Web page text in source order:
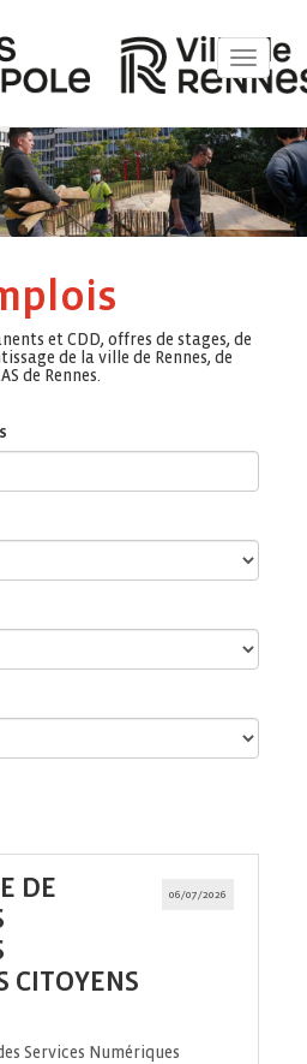
Toggle
et CDD, offres de stages, de
de la ville de Rennes, de
de Rennes.
06/07/2026
DE
CITOYENS
Services Numériques